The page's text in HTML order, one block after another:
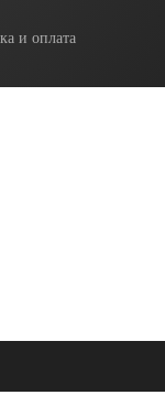
и оплата